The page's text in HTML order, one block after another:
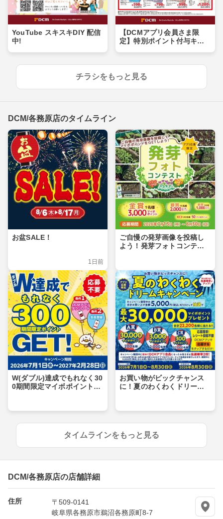
YouTube スキスキDIY 配信
中!
【DCMアプリ会員さま限
定】特別ポイント付与キャ
チラシをもっと見る
DCM/各務原店のタイムライン
お盆SALE！
1日前
ご自慢の発芽画像を投稿し
よう！発芽フォトコンテス
W(ダブル)達成でもれなく30
0期間限定マイボポイントG
お買い物がビックチャンス
に！夏のわくわくドリーム
タイムラインをもっと見る
DCM/各務原店の店舗詳細
住所
〒509-0141
岐阜県各務原市鵜沼各務原町8-7